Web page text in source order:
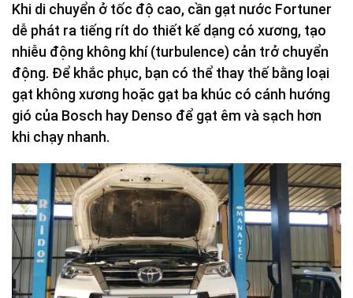
Khi di chuyển ở tốc độ cao, cần gạt nước Fortuner
dễ phát ra tiếng rít do thiết kế dạng có xương, tạo
nhiễu động không khí (turbulence) cản trở chuyển
động. Để khắc phục, bạn có thể thay thế bằng loại
gạt không xương hoặc gạt ba khúc có cánh hướng
gió của Bosch hay Denso để gạt êm và sạch hơn
khi chạy nhanh.